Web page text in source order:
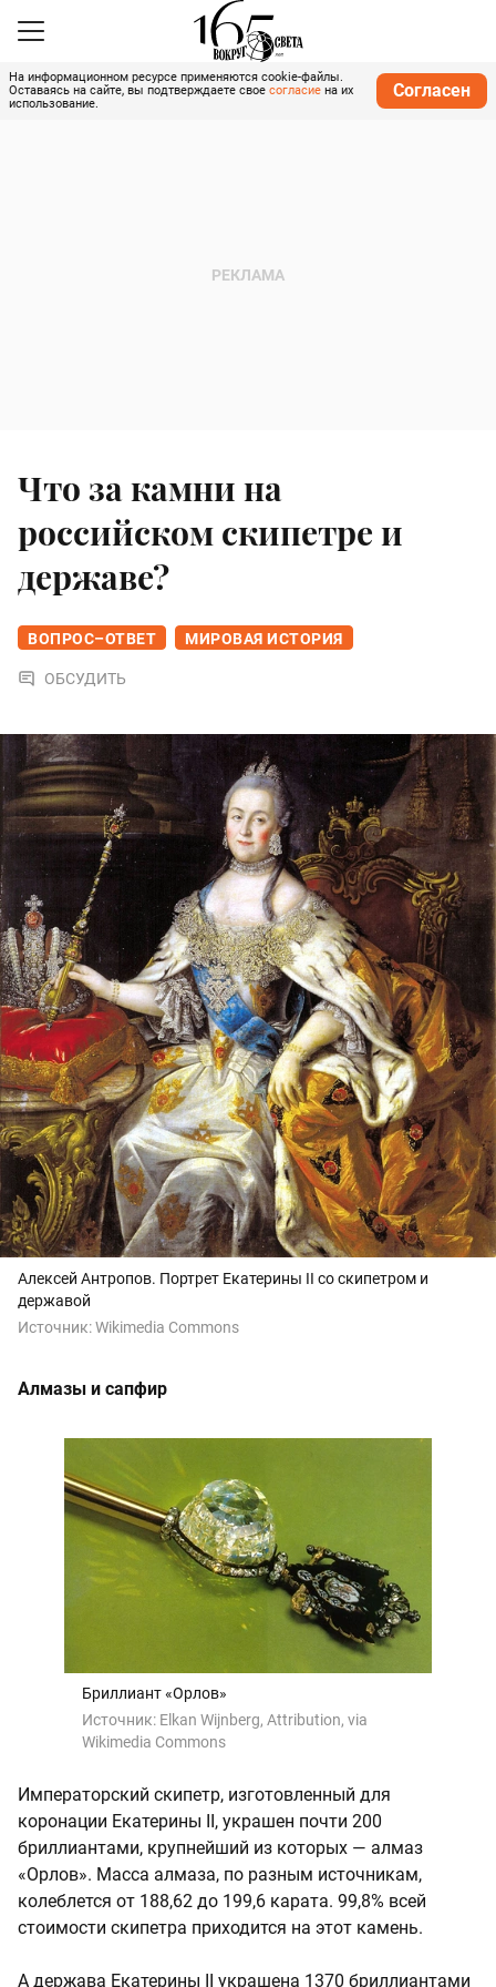
На информационном ресурсе применяются cookie-файлы.
Оставаясь на сайте, вы подтверждаете свое согласие на их
использование.
Согласен
Что за камни на
российском скипетре и
державе?
ВОПРОС–ОТВЕТ МИРОВАЯ ИСТОРИЯ
ОБСУДИТЬ
Алексей Антропов. Портрет Екатерины II со скипетром и
державой
Источник:Wikimedia Commons
Алмазы и сапфир
Бриллиант «Орлов»
Источник: Elkan Wijnberg, Attribution, via
Wikimedia Commons
Императорский скипетр, изготовленный для
коронации Екатерины II, украшен почти 200
бриллиантами, крупнейший из которых — алмаз
«Орлов». Масса алмаза, по разным источникам,
колеблется от 188,62 до 199,6 карата. 99,8% всей
стоимости скипетра приходится на этот камень.
А держава Екатерины II украшена 1370 бриллиантами